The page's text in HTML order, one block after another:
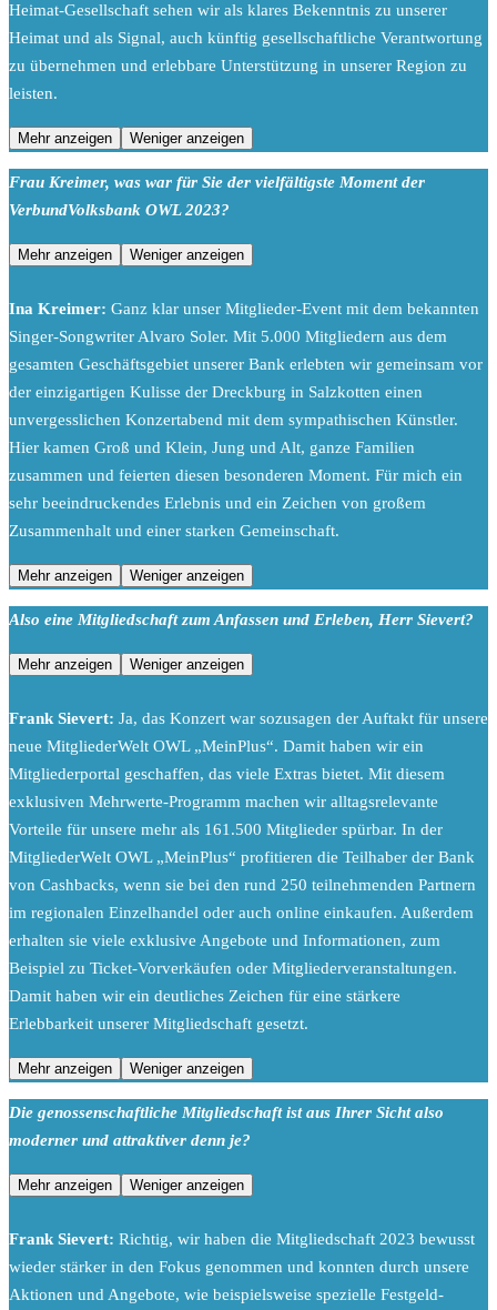
Heimat-Gesellschaft sehen wir als klares Bekenntnis zu unserer
Heimat und als Signal, auch künftig gesellschaftliche Verantwortung
zu übernehmen und erlebbare Unterstützung in unserer Region zu
leisten.
Mehr anzeigen Weniger anzeigen
Frau Kreimer, was war für Sie der vielfältigste Moment der
VerbundVolksbank OWL 2023?
Mehr anzeigen Weniger anzeigen
Ina Kreimer: Ganz klar unser Mitglieder-Event mit dem bekannten
Singer-Songwriter Alvaro Soler. Mit 5.000 Mitgliedern aus dem
gesamten Geschäftsgebiet unserer Bank erlebten wir gemeinsam vor
der einzigartigen Kulisse der Dreckburg in Salzkotten einen
unvergesslichen Konzertabend mit dem sympathischen Künstler.
Hier kamen Groß und Klein, Jung und Alt, ganze Familien
zusammen und feierten diesen besonderen Moment. Für mich ein
sehr beeindruckendes Erlebnis und ein Zeichen von großem
Zusammenhalt und einer starken Gemeinschaft.
Mehr anzeigen Weniger anzeigen
Also eine Mitgliedschaft zum Anfassen und Erleben, Herr Sievert?
Mehr anzeigen Weniger anzeigen
Frank Sievert: Ja, das Konzert war sozusagen der Auftakt für unsere
neue MitgliederWelt OWL „MeinPlus“. Damit haben wir ein
Mitgliederportal geschaffen, das viele Extras bietet. Mit diesem
exklusiven Mehrwerte-Programm machen wir alltagsrelevante
Vorteile für unsere mehr als 161.500 Mitglieder spürbar. In der
MitgliederWelt OWL „MeinPlus“ profitieren die Teilhaber der Bank
von Cashbacks, wenn sie bei den rund 250 teilnehmenden Partnern
im regionalen Einzelhandel oder auch online einkaufen. Außerdem
erhalten sie viele exklusive Angebote und Informationen, zum
Beispiel zu Ticket-Vorverkäufen oder Mitgliederveranstaltungen.
Damit haben wir ein deutliches Zeichen für eine stärkere
Erlebbarkeit unserer Mitgliedschaft gesetzt.
Mehr anzeigen Weniger anzeigen
Die genossenschaftliche Mitgliedschaft ist aus Ihrer Sicht also
moderner und attraktiver denn je?
Mehr anzeigen Weniger anzeigen
Frank Sievert: Richtig, wir haben die Mitgliedschaft 2023 bewusst
wieder stärker in den Fokus genommen und konnten durch unsere
Aktionen und Angebote, wie beispielsweise spezielle Festgeld-